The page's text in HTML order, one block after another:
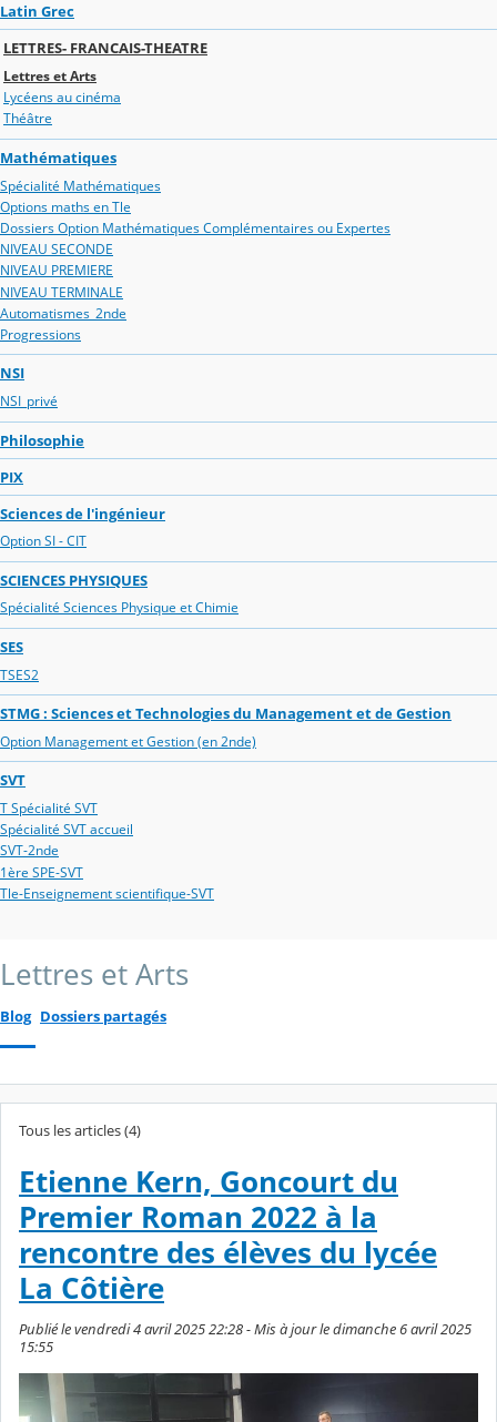
Latin Grec
LETTRES- FRANCAIS-THEATRE
Lettres et Arts
Lycéens au cinéma
Théâtre
Mathématiques
Spécialité Mathématiques
Options maths en Tle
Dossiers Option Mathématiques Complémentaires ou Expertes
NIVEAU SECONDE
NIVEAU PREMIERE
NIVEAU TERMINALE
Automatismes_2nde
Progressions
NSI
NSI_privé
Philosophie
PIX
Sciences de l'ingénieur
Option SI - CIT
SCIENCES PHYSIQUES
Spécialité Sciences Physique et Chimie
SES
TSES2
STMG : Sciences et Technologies du Management et de Gestion
Option Management et Gestion (en 2nde)
SVT
T Spécialité SVT
Spécialité SVT accueil
SVT-2nde
1ère SPE-SVT
Tle-Enseignement scientifique-SVT
Lettres et Arts
Blog Dossiers partagés
Tous les articles (4)
Etienne Kern, Goncourt du
Premier Roman 2022 à la
rencontre des élèves du lycée
La Côtière
Publié le vendredi 4 avril 2025 22:28 - Mis à jour le dimanche 6 avril 2025
15:55